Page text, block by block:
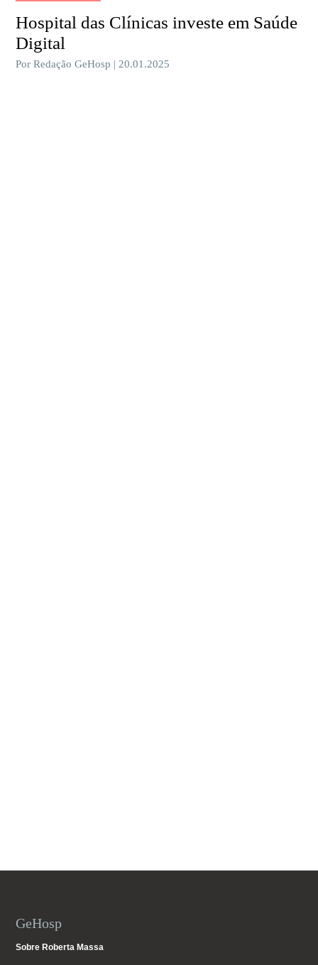
Hospital das Clínicas investe em Saúde
Digital
Por Redação GeHosp | 20.01.2025
GeHosp
Sobre Roberta Massa